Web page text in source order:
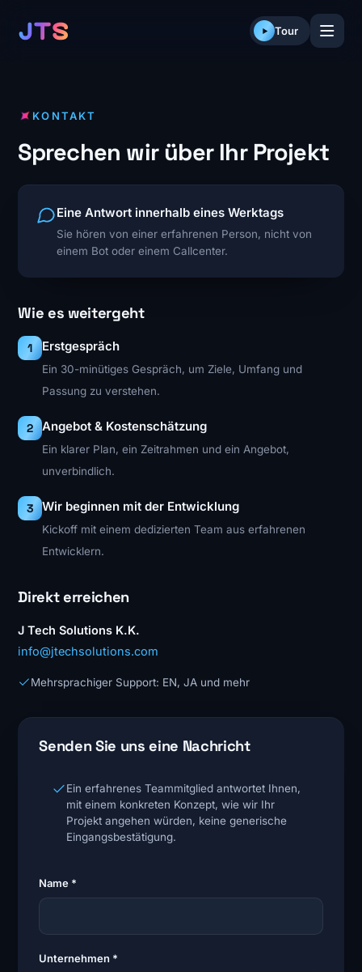
Tour
KONTAKT
Sprechen wir über Ihr Projekt
Eine Antwort innerhalb eines Werktags
Sie hören von einer erfahrenen Person, nicht von
einem Bot oder einem Callcenter.
Wie es weitergeht
1 Erstgespräch
Ein 30-minütiges Gespräch, um Ziele, Umfang und
Passung zu verstehen.
2 Angebot & Kostenschätzung
Ein klarer Plan, ein Zeitrahmen und ein Angebot,
unverbindlich.
3 Wir beginnen mit der Entwicklung
Kickoff mit einem dedizierten Team aus erfahrenen
Entwicklern.
Direkt erreichen
J Tech Solutions K.K.
info@jtechsolutions.com
Mehrsprachiger Support: EN, JA und mehr
Senden Sie uns eine Nachricht
Ein erfahrenes Teammitglied antwortet Ihnen,
mit einem konkreten Konzept, wie wir Ihr
Projekt angehen würden, keine generische
Eingangsbestätigung.
Name *
Unternehmen *